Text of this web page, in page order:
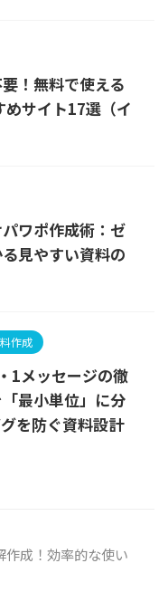
！無料で使える
めサイト17選（イ
ワポ作成術：ゼ
見やすい資料の
作成
1メッセージの徹
最小単位」に分
を防ぐ資料設計
成！効率的な使い